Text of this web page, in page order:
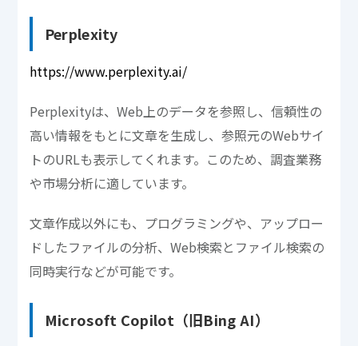
Perplexity
https://www.perplexity.ai/
Perplexityは、Web上のデータを参照し、信頼性の
高い情報をもとに文章を生成し、参照元のWebサイ
トのURLも表示してくれます。このため、調査業務
や市場分析に適しています。
文章作成以外にも、プログラミングや、アップロー
ドしたファイルの分析、Web検索とファイル検索の
同時実行などが可能です。
Microsoft Copilot（旧Bing AI）